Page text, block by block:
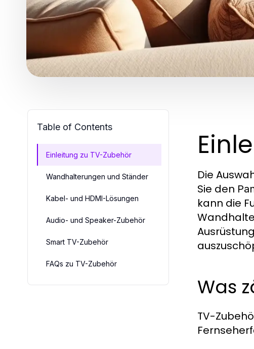
Table of Contents
Einleitung zu TV-Zubehör
Wandhalterungen und Ständer
Kabel- und HDMI-Lösungen
Audio- und Speaker-Zubehör
Smart TV-Zubehör
FAQs zu TV-Zubehör
Die
Sie den
kann die
Was
TV-